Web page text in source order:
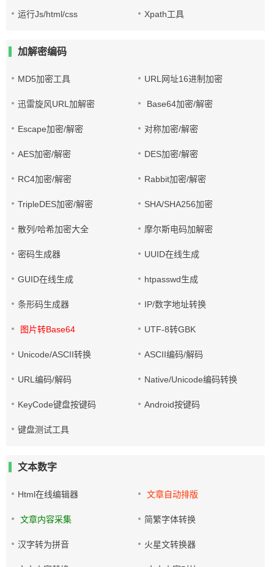
运行Js/html/css Xpath工具
加解密编码
MD5加密工具 URL网址16进制加密
迅雷旋风URL加解密 Base64加密/解密
Escape加密/解密 对称加密/解密
AES加密/解密 DES加密/解密
RC4加密/解密 Rabbit加密/解密
TripleDES加密/解密 SHA/SHA256加密
散列/哈希加密大全 摩尔斯电码加解密
密码生成器 UUID在线生成
GUID在线生成 htpasswd生成
条形码生成器 IP/数字地址转换
图片转Base64 UTF-8转GBK
Unicode/ASCII转换 ASCII编码/解码
URL编码/解码 Native/Unicode编码转换
KeyCode键盘按键码 Android按键码
键盘测试工具
文本数字
Html在线编辑器 文章自动排版
文章内容采集 简繁字体转换
汉字转为拼音 火星文转换器